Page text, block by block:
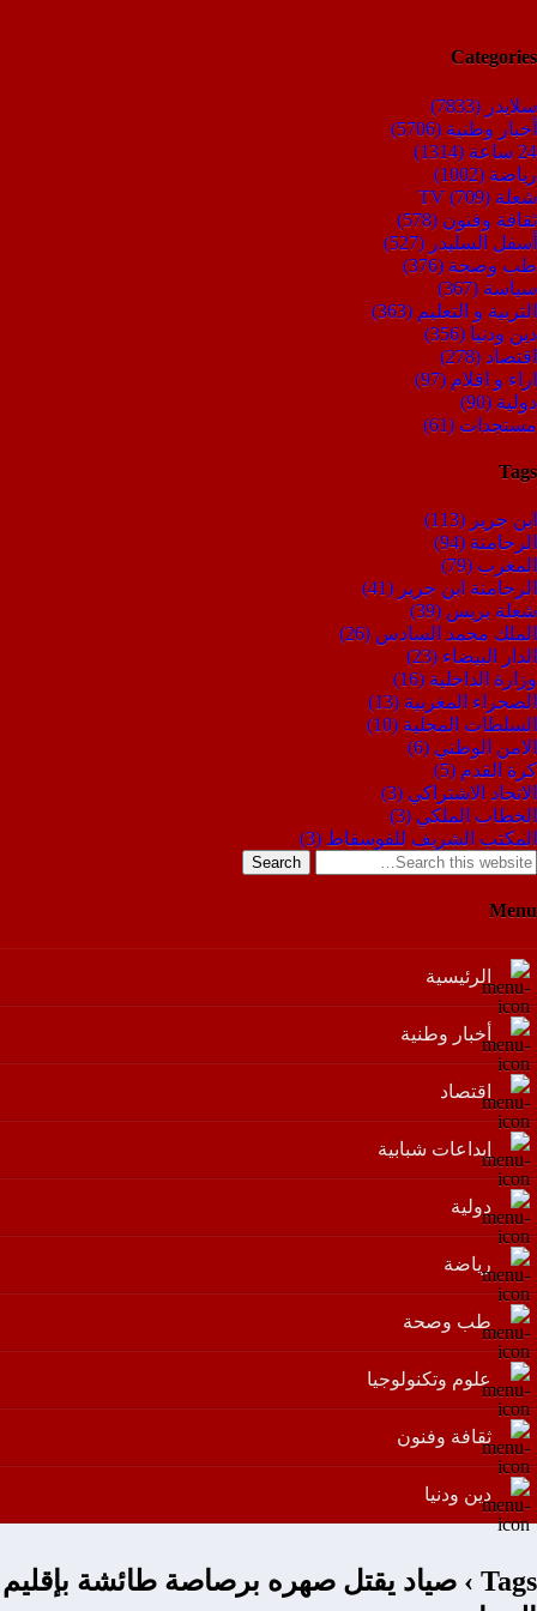
Categories
سلايدر (7833)
أخبار وطنية (5706)
24 ساعة
(1314)
رياضة (1002)
شعلة TV (709)
ثقافة وفنون (578)
أسفل السليدر (527)
طب وصحة (376)
سياسة (367)
التربية و التعليم (363)
دين ودنيا (356)
اقتصاد (278)
اراء و اقلام (97)
دولية (90)
مستجدات (61)
Tags
ابن جرير (113)
الرحامنة (94)
المغرب (79)
الرحامنة ابن جرير (41)
شعلة بريس (39)
الملك محمد السادس (26)
الدار البيضاء (23)
وزارة الداخلية (16)
الصحراء المغربية (13)
السلطات المحلية (10)
الامن الوطني (6)
كرة القدم (5)
الاتحاد الاشتراكي (3)
الخطاب الملكي (3)
المكتب الشريف للفوسفاط (3)
Search
Menu
الرئيسية
أخبار وطنية
اقتصاد
إبداعات شبابية
دولية
رياضة
طب وصحة
علوم وتكنولوجيا
ثقافة وفنون
دين ودنيا
Tags › صياد يقتل صهره برصاصة طائشة بإقليم